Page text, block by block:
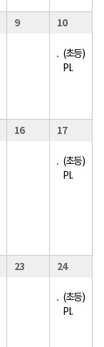
9 10
(초등)
Pl..
16 17
(초등)
Pl..
23 24
(초등)
Pl..